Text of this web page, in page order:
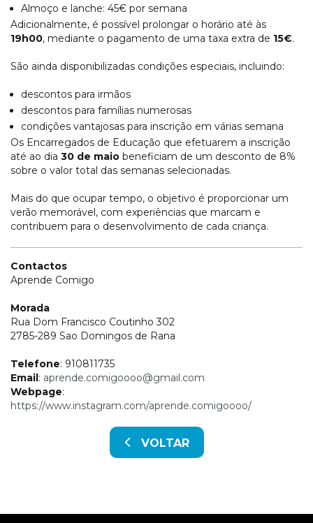
Almoço e lanche: 45€ por semana
Adicionalmente, é possível prolongar o horário até às
19h00, mediante o pagamento de uma taxa extra de 15€.
São ainda disponibilizadas condições especiais, incluindo:
descontos para irmãos
descontos para famílias numerosas
condições vantajosas para inscrição em várias semana
Os Encarregados de Educação que efetuarem a inscrição
até ao dia 30 de maio beneficiam de um desconto de 8%
sobre o valor total das semanas selecionadas.
Mais do que ocupar tempo, o objetivo é proporcionar um
verão memorável, com experiências que marcam e
contribuem para o desenvolvimento de cada criança.
Contactos
Aprende Comigo
Morada
Rua Dom Francisco Coutinho 302
2785-289 Sao Domingos de Rana
Telefone: 910811735
Email : aprende.comigoooo@gmail.com
Webpage:
https://www.instagram.com/aprende.comigoooo/
VOLTAR